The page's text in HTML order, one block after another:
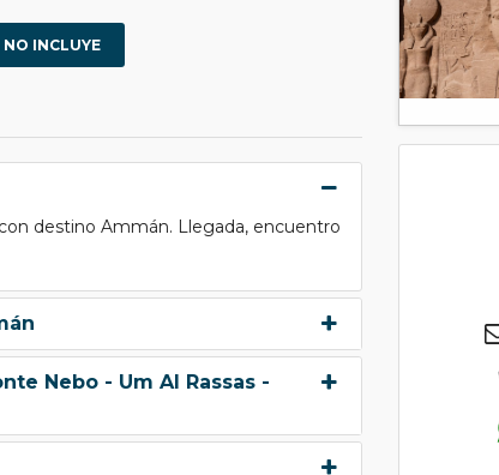
NO INCLUYE
destino Ammán. Llegada, encuentro
Nebo - Um Al Rassas -